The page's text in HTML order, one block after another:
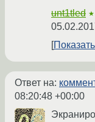
unt1tled
Ответ на:
08:20:48 +00:00